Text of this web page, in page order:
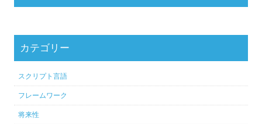
カテゴリー
スクリプト言語
フレームワーク
将来性